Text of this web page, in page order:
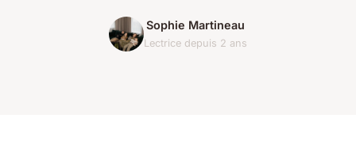
Sophie Martineau
Lectrice depuis 2 ans